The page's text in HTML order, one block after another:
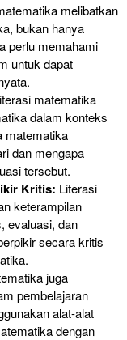
melibatkan
bukan hanya
perlu memahami
untuk dapat
matematika
dalam konteks
matematika
dan mengapa
tersebut.
Kritis: Literasi
keterampilan
evaluasi, dan
secara kritis
juga
pembelajaran
alat-alat
dengan